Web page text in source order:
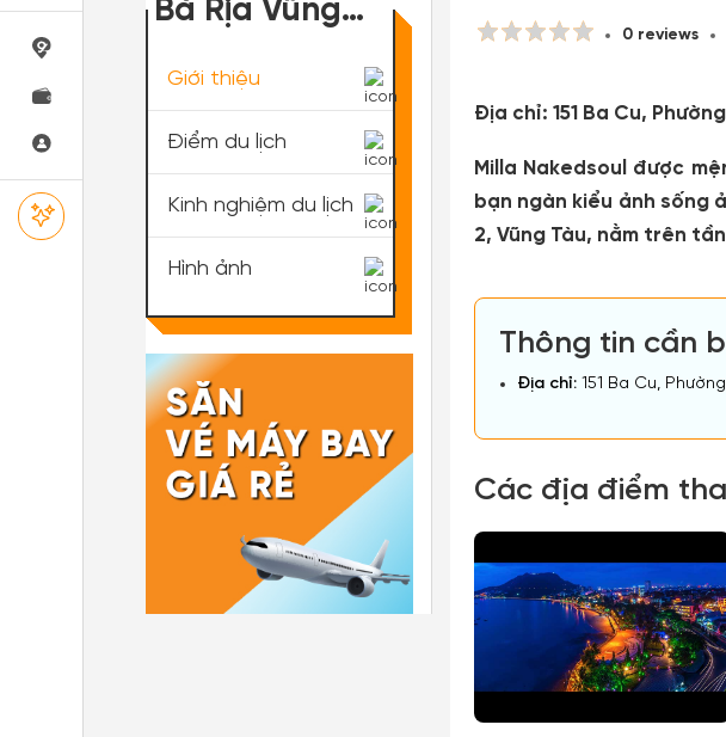
0 reviews
Địa chỉ: 151 Ba Cu,
Milla Nakedsoul được
bạn ngàn kiểu ảnh sống
2, Vũng Tàu, nằm trên
Thông tin cần
Địa chỉ: 151 Ba Cu,
Các địa điểm
Bà Rịa Vũng
Giới thiệu
Điểm du lịch
Kinh nghiệm du lịch
Hình ảnh